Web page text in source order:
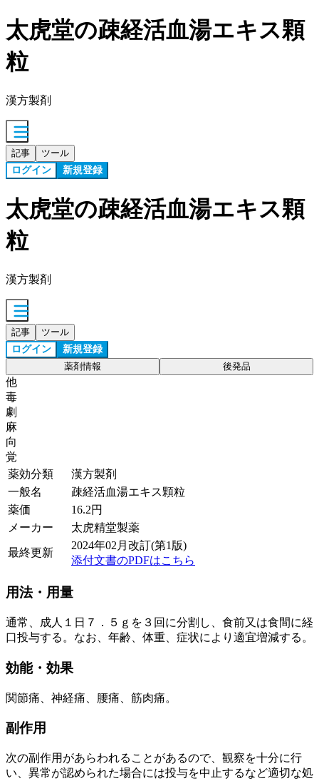
太虎堂の疎経活血湯エキス顆
粒
漢方製剤
記事 ツール
ログイン 新規登録
太虎堂の疎経活血湯エキス顆
粒
漢方製剤
記事 ツール
ログイン 新規登録
薬剤情報 後発品
他
毒
劇
麻
向
覚
薬効分類
漢方製剤
一般名
疎経活血湯エキス顆粒
薬価
16.2円
メーカー
太虎精堂製薬
最終更新
2024年02月改訂(第1版)
添付文書のPDFはこちら
用法・用量
通常、成人１日７．５ｇを３回に分割し、食前又は食間に経
口投与する。なお、年齢、体重、症状により適宜増減する。
効能・効果
関節痛、神経痛、腰痛、筋肉痛。
副作用
次の副作用があらわれることがあるので、観察を十分に行
い、異常が認められた場合には投与を中止するなど適切な処